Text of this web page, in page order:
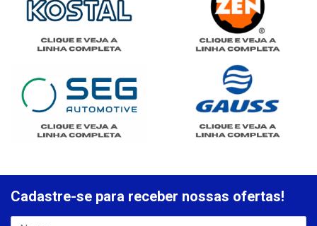
Cadastre-se para receber nossas ofertas!